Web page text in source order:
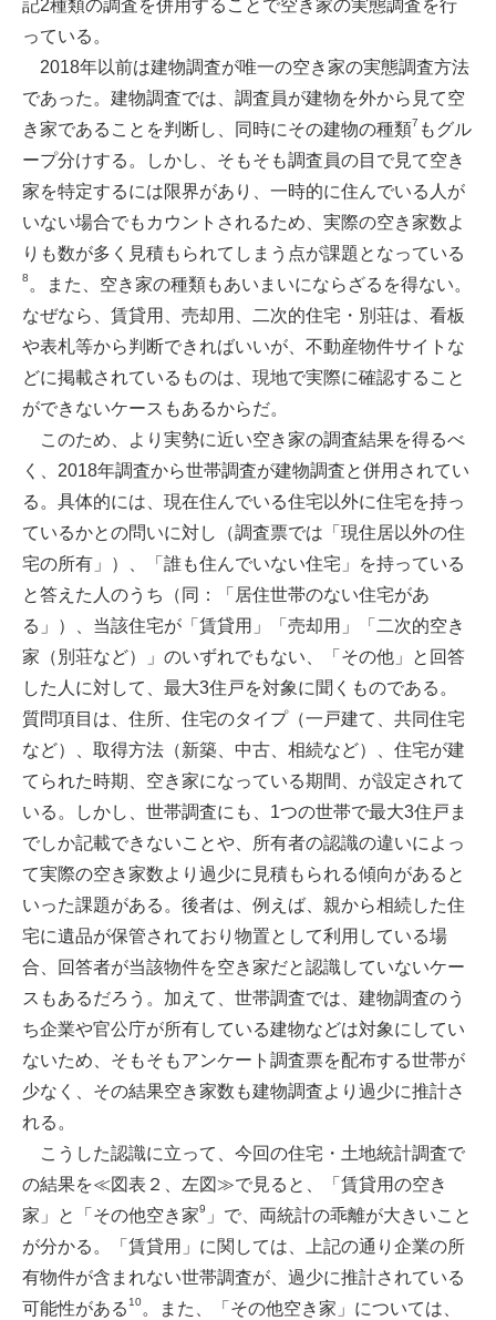
記2種類の調査を併用することで空き家の実態調査を行
っている。
2018年以前は建物調査が唯一の空き家の実態調査方法
であった。建物調査では、調査員が建物を外から見て空
き家であることを判断し、同時にその建物の種類7 もグル
ープ分けする。しかし、そもそも調査員の目で見て空き
家を特定するには限界があり、一時的に住んでいる人が
いない場合でもカウントされるため、実際の空き家数よ
りも数が多く見積もられてしまう点が課題となっている
8。また、空き家の種類もあいまいにならざるを得ない。
なぜなら、賃貸用、売却用、二次的住宅・別荘は、看板
や表札等から判断できればいいが、不動産物件サイトな
どに掲載されているものは、現地で実際に確認すること
ができないケースもあるからだ。
このため、より実勢に近い空き家の調査結果を得るべ
く、2018年調査から世帯調査が建物調査と併用されてい
る。具体的には、現在住んでいる住宅以外に住宅を持っ
ているかとの問いに対し（調査票では「現住居以外の住
宅の所有」）、「誰も住んでいない住宅」を持っている
と答えた人のうち（同：「居住世帯のない住宅があ
る」）、当該住宅が「賃貸用」「売却用」「二次的空き
家（別荘など）」のいずれでもない、「その他」と回答
した人に対して、最大3住戸を対象に聞くものである。
質問項目は、住所、住宅のタイプ（一戸建て、共同住宅
など）、取得方法（新築、中古、相続など）、住宅が建
てられた時期、空き家になっている期間、が設定されて
いる。しかし、世帯調査にも、1つの世帯で最大3住戸ま
でしか記載できないことや、所有者の認識の違いによっ
て実際の空き家数より過少に見積もられる傾向があると
いった課題がある。後者は、例えば、親から相続した住
宅に遺品が保管されており物置として利用している場
合、回答者が当該物件を空き家だと認識していないケー
スもあるだろう。加えて、世帯調査では、建物調査のう
ち企業や官公庁が所有している建物などは対象にしてい
ないため、そもそもアンケート調査票を配布する世帯が
少なく、その結果空き家数も建物調査より過少に推計さ
れる。
こうした認識に立って、今回の住宅・土地統計調査で
の結果を≪図表２、左図≫で見ると、「賃貸用の空き
家」と「その他空き家9
」で、両統計の乖離が大きいこと
が分かる。「賃貸用」に関しては、上記の通り企業の所
有物件が含まれない世帯調査が、過少に推計されている
可能性がある 10。また、「その他空き家」については、